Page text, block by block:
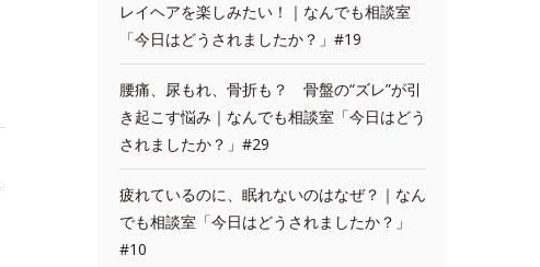
レイヘアを楽しみたい！｜なんでも相談室
「今日はどうされましたか？」#19
腰痛、尿もれ、骨折も？ 骨盤の“ズレ”が引
き起こす悩み｜なんでも相談室「今日はどう
されましたか？」#29
疲れているのに、眠れないのはなぜ？｜なん
でも相談室「今日はどうされましたか？」
#10